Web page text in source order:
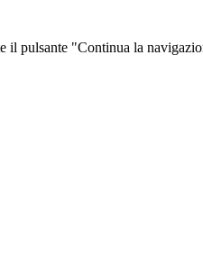
il pulsante "Continua la